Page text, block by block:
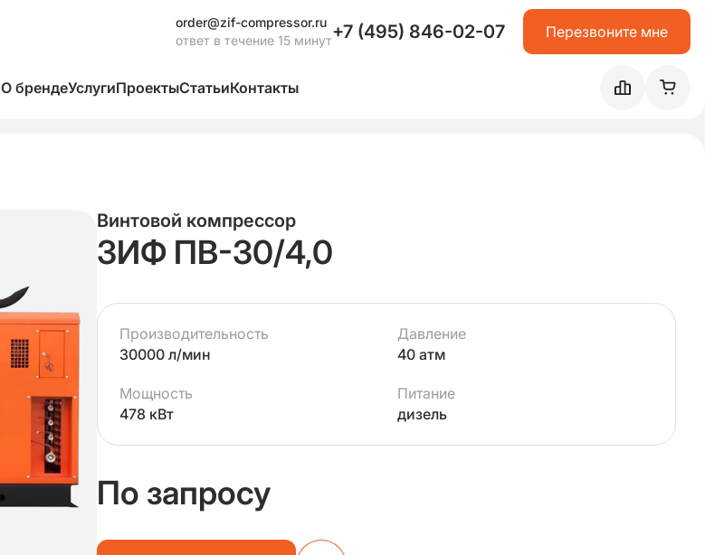
order@zif-compressor.ru
ответ в течение 15 минут+7 (495) 846-02-07 Перезвоните мне
О брендеУслугиПроектыСтатьиКонтакты
Винтовой компрессор
ЗИФ ПВ-30/4,0
Производительность
30000 л/мин
Давление
40 атм
Мощность
478 кВт
Питание
дизель
По запросу